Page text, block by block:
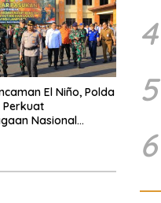
El Niño, Polda
Nasional
4
5
6